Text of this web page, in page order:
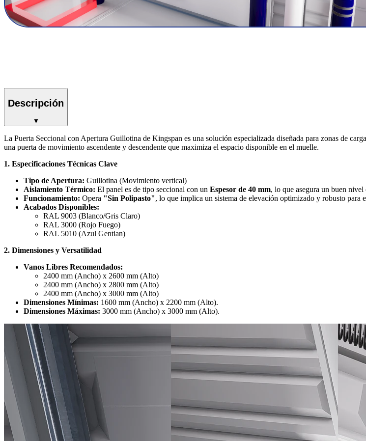
Descripción
▼
La Puerta Seccional con Apertura Guillotina de Kingspan es una solución especializada diseñada para zonas de
una puerta de movimiento ascendente y descendente que maximiza el espacio disponible en el muelle.
1. Especificaciones Técnicas Clave
Tipo de Apertura: Guillotina (Movimiento vertical)
Aislamiento Térmico: El panel es de tipo seccional con un Espesor de 40 mm, lo que asegura un buen
Funcionamiento: Opera "Sin Polipasto", lo que implica un sistema de elevación optimizado y robusto para
Acabados Disponibles:
RAL 9003 (Blanco/Gris Claro)
RAL 3000 (Rojo Fuego)
RAL 5010 (Azul Gentian)
2. Dimensiones y Versatilidad
Vanos Libres Recomendados:
2400 mm (Ancho) x 2600 mm (Alto)
2400 mm (Ancho) x 2800 mm (Alto)
2400 mm (Ancho) x 3000 mm (Alto)
Dimensiones Mínimas: 1600 mm (Ancho) x 2200 mm (Alto).
Dimensiones Máximas: 3000 mm (Ancho) x 3000 mm (Alto).